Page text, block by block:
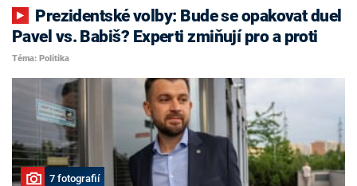
Pavel vs. Babiš? Experti zmiňují pro a proti
Téma: Politika
7 fotografií